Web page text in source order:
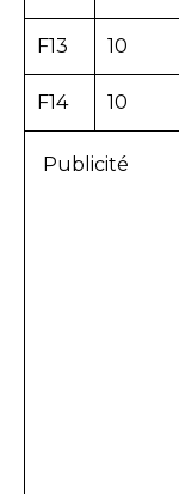
F13 10
F14 10
Publicité